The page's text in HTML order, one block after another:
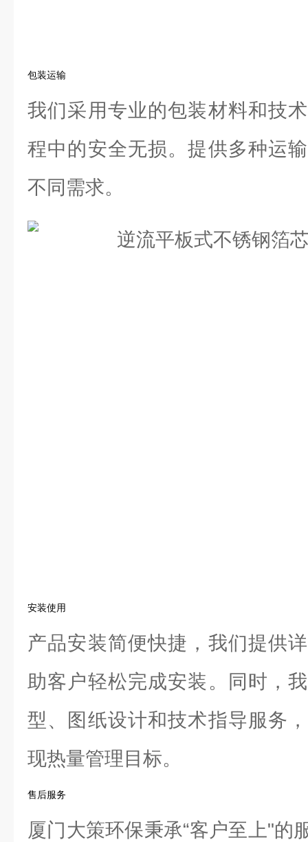
包装运输
我们采用专业的包装材料和技
程中的安全无损。提供多种运
不同需求。
安装使用
产品安装简便快捷，我们提供
助客户轻松完成安装。同时，
型、图纸设计和技术指导服务
现热量管理目标。
售后服务
厦门大策环保秉承“客户至上"的